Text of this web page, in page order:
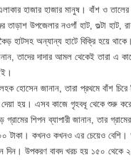
হাজার হাজার মানুষ। বাঁশ ও তালের
তাড়াশ উপজেলার নওগাঁ হাট, গুল্টা হাট,
হাটসহ অন্যান্য হাটে বিক্রি হয়ে
তাদের দাদার আমল থেকেই তারা
হোসেন জানান, তারা প্রথমে বাঁশ
হয়। এসব কাজে গৃহবধূ থেকে শুরু
শিপন ব্যাপারী জানান, তার
টাকা। কখনও কখনও এর চেয়েও বেশি।
দিন। উপকরণ বাবদ খরচ হয় ১৫০ থেকে